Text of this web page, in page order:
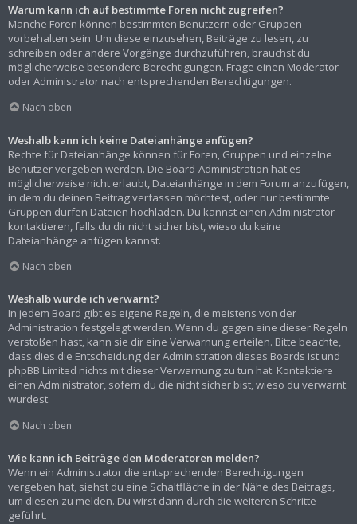
Warum kann ich auf bestimmte Foren nicht zugreifen?
Manche Foren können bestimmten Benutzern oder Gruppen
vorbehalten sein. Um diese einzusehen, Beiträge zu lesen, zu
schreiben oder andere Vorgänge durchzuführen, brauchst du
möglicherweise besondere Berechtigungen. Frage einen Moderator
oder Administrator nach entsprechenden Berechtigungen.
Nach oben
Weshalb kann ich keine Dateianhänge anfügen?
Rechte für Dateianhänge können für Foren, Gruppen und einzelne
Benutzer vergeben werden. Die Board-Administration hat es
möglicherweise nicht erlaubt, Dateianhänge in dem Forum anzufügen,
in dem du deinen Beitrag verfassen möchtest, oder nur bestimmte
Gruppen dürfen Dateien hochladen. Du kannst einen Administrator
kontaktieren, falls du dir nicht sicher bist, wieso du keine
Dateianhänge anfügen kannst.
Nach oben
Weshalb wurde ich verwarnt?
In jedem Board gibt es eigene Regeln, die meistens von der
Administration festgelegt werden. Wenn du gegen eine dieser Regeln
verstoßen hast, kann sie dir eine Verwarnung erteilen. Bitte beachte,
dass dies die Entscheidung der Administration dieses Boards ist und
phpBB Limited nichts mit dieser Verwarnung zu tun hat. Kontaktiere
einen Administrator, sofern du die nicht sicher bist, wieso du verwarnt
wurdest.
Nach oben
Wie kann ich Beiträge den Moderatoren melden?
Wenn ein Administrator die entsprechenden Berechtigungen
vergeben hat, siehst du eine Schaltfläche in der Nähe des Beitrags,
um diesen zu melden. Du wirst dann durch die weiteren Schritte
geführt.